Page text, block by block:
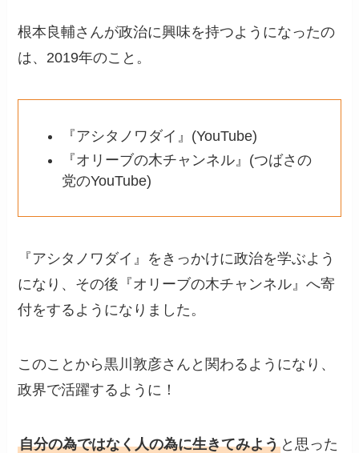
根本良輔さんが政治に興味を持つようになったの
は、2019年のこと。
『アシタノワダイ』(YouTube)
『オリーブの木チャンネル』(つばさの
党のYouTube)
『アシタノワダイ』をきっかけに政治を学ぶよう
になり、その後『オリーブの木チャンネル』へ寄
付をするようになりました。
このことから黒川敦彦さんと関わるようになり、
政界で活躍するように！
自分の為ではなく人の為に生きてみよう と思った